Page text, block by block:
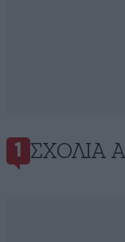
1 ΣΧΌΛΙΑ